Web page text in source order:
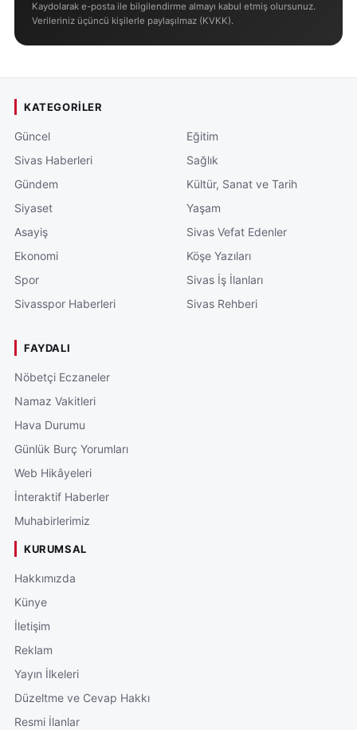
Kaydolarak e-posta ile bilgilendirme almayı kabul etmiş olursunuz.
Verileriniz üçüncü kişilerle paylaşılmaz (KVKK).
KATEGORILER
Güncel
Sivas Haberleri
Gündem
Siyaset
Asayiş
Ekonomi
Spor
Sivasspor Haberleri
Eğitim
Sağlık
Kültür, Sanat ve Tarih
Yaşam
Sivas Vefat Edenler
Köşe Yazıları
Sivas İş İlanları
Sivas Rehberi
FAYDALI
Nöbetçi Eczaneler
Namaz Vakitleri
Hava Durumu
Günlük Burç Yorumları
Web Hikâyeleri
İnteraktif Haberler
Muhabirlerimiz
KURUMSAL
Hakkımızda
Künye
İletişim
Reklam
Yayın İlkeleri
Düzeltme ve Cevap Hakkı
Resmi İlanlar